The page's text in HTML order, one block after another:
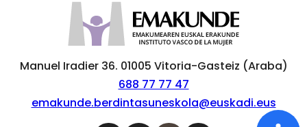
Manuel Iradier 36. 01005 Vitoria-Gasteiz (Araba)
688 77 77 47
emakunde.berdintasuneskola@euskadi.eus